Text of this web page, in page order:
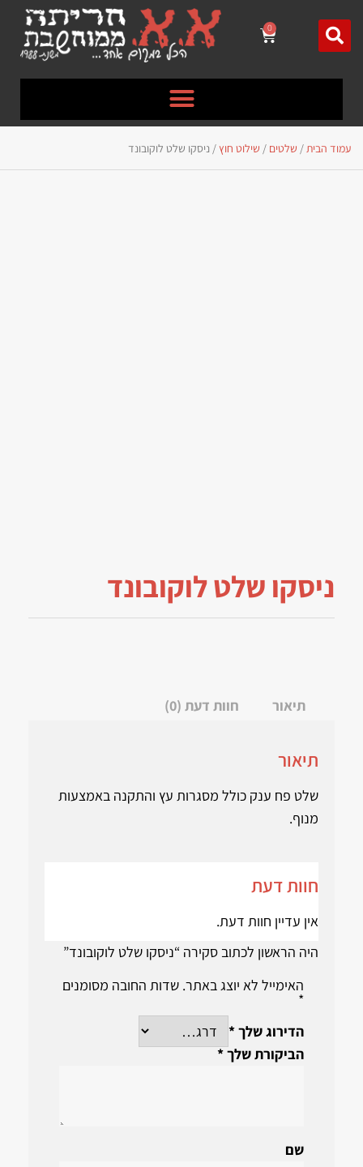
0
עמוד הבית/ שלטים / שילוט חוץ/ ניסקו שלט לוקובונד
ניסקו שלט לוקובונד
תיאור חוות דעת (0)
תיאור
שלט פח ענק כולל מסגרות עץ והתקנה באמצעות
מנוף.
חוות דעת
אין עדיין חוות דעת.
היה הראשון לכתוב סקירה “ניסקו שלט לוקובונד”
האימייל לא יוצג באתר. שדות החובה מסומנים
*
הדירוג שלך*
הביקורת שלך*
שם